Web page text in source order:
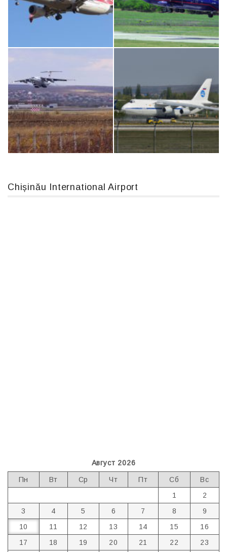
Airbus A319-114 D-AILN, Lufthansa, Франкфурт-Кишинев, 24/06/18
Boeing 737 MAX 8, TC-LCC
Chișinău International Airport
Август 2026
Пн Вт Ср Чт Пт Сб
Вс
1
2
3
4 5 6 7 8
9
10
11 12 13 14 15
16
17
18 19 20 21 22
23